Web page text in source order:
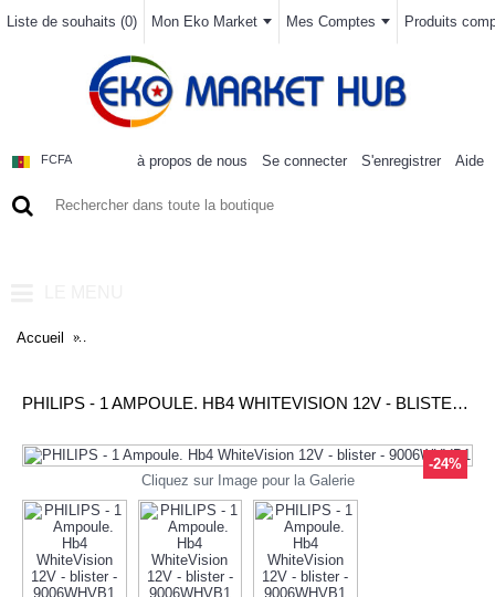
Liste de souhaits (0) Mon Eko Market Mes Comptes Produits
FCFA à propos de nous Se connecter S'enregistrer Aide
Accueil PHILIPS - 1 Ampoule. Hb4 WhiteVision 12V - blister -
PHILIPS - 1 AMPOULE. HB4 WHITEVISION 12V - BLISTER - 9006WHVB1
-24%
Cliquez sur Image pour la Galerie